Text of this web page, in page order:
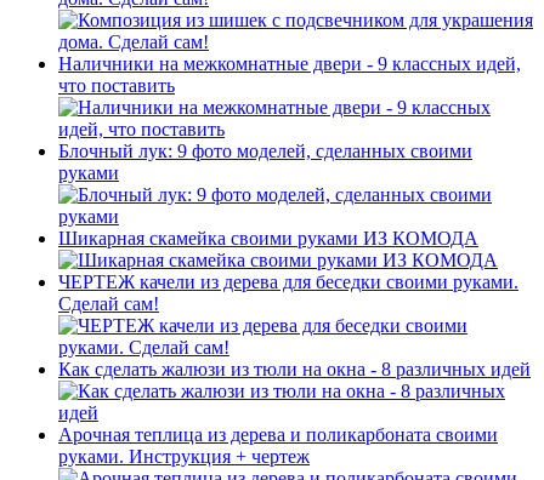
Наличники на межкомнатные двери - 9 классных идей,
что поставить
Блочный лук: 9 фото моделей, сделанных своими
руками
Шикарная скамейка своими руками ИЗ КОМОДА
ЧЕРТЕЖ качели из дерева для беседки своими руками.
Сделай сам!
Как сделать жалюзи из тюли на окна - 8 различных идей
Арочная теплица из дерева и поликарбоната своими
руками. Инструкция + чертеж